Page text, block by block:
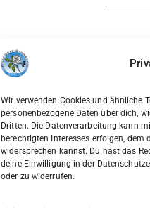
Wir verwenden Cookies und ähnliche
personenbezogene Daten über dich,
Dritten. Die Datenverarbeitung kann
berechtigten Interesses erfolgen,
widersprechen kannst. Du hast das
deine Einwilligung in der
oder zu widerrufen.Willi-Graf-Gymnasium